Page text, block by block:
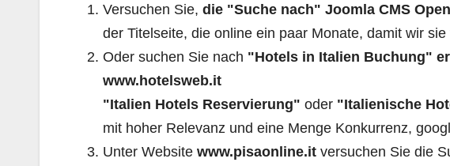
Versuchen Sie, die "Suche nach" Joomla CMS
der Titelseite, die online ein paar Monate, damit wir
Oder suchen Sie nach "Hotels in Italien Buchung"
www.hotelsweb.it
"Italien Hotels Reservierung" oder "Italienische
mit hoher Relevanz und eine Menge Konkurrenz,
Unter Website www.pisaonline.it versuchen Sie die